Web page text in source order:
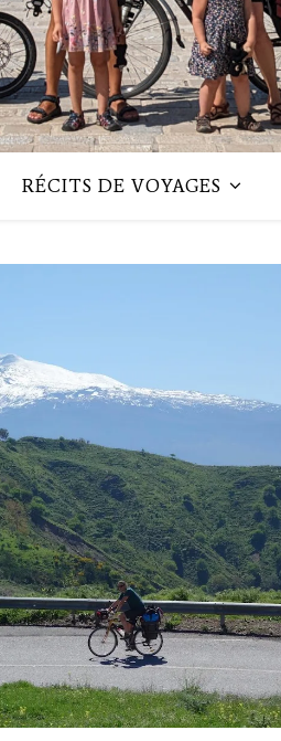
RÉCITS DE VOYAGES